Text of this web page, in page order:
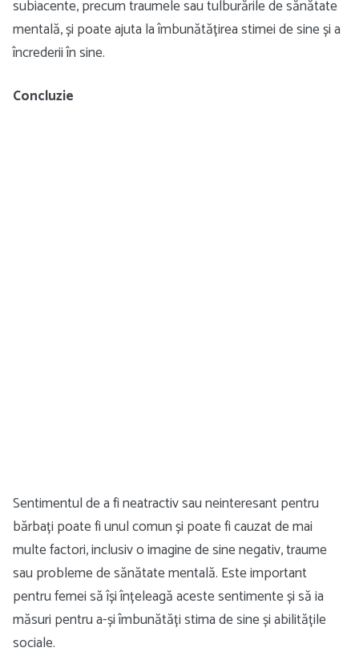
subiacente, precum traumele sau tulburările de sănătate
mentală, și poate ajuta la îmbunătățirea stimei de sine și a
încrederii în sine.
Concluzie
Sentimentul de a fi neatractiv sau neinteresant pentru
bărbați poate fi unul comun și poate fi cauzat de mai
multe factori, inclusiv o imagine de sine negativ, traume
sau probleme de sănătate mentală. Este important
pentru femei să își înțeleagă aceste sentimente și să ia
măsuri pentru a-și îmbunătăți stima de sine și abilitățile
sociale.